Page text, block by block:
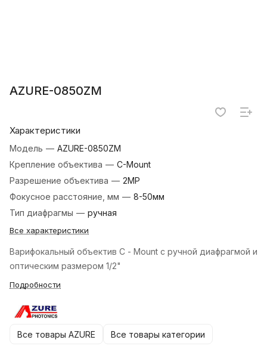
AZURE-0850ZM
Характеристики
Модель — AZURE-0850ZM
Крепление объектива — C-Mount
Разрешение объектива — 2MP
Фокусное расстояние, мм — 8-50мм
Тип диафрагмы — ручная
Все характеристики
Варифокальный объектив C - Mount с ручной диафрагмой и
оптическим размером 1/2"
Подробности
Все товары AZURE Все товары категории